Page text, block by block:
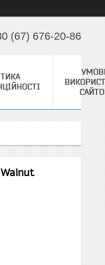
(67) 676-20-86